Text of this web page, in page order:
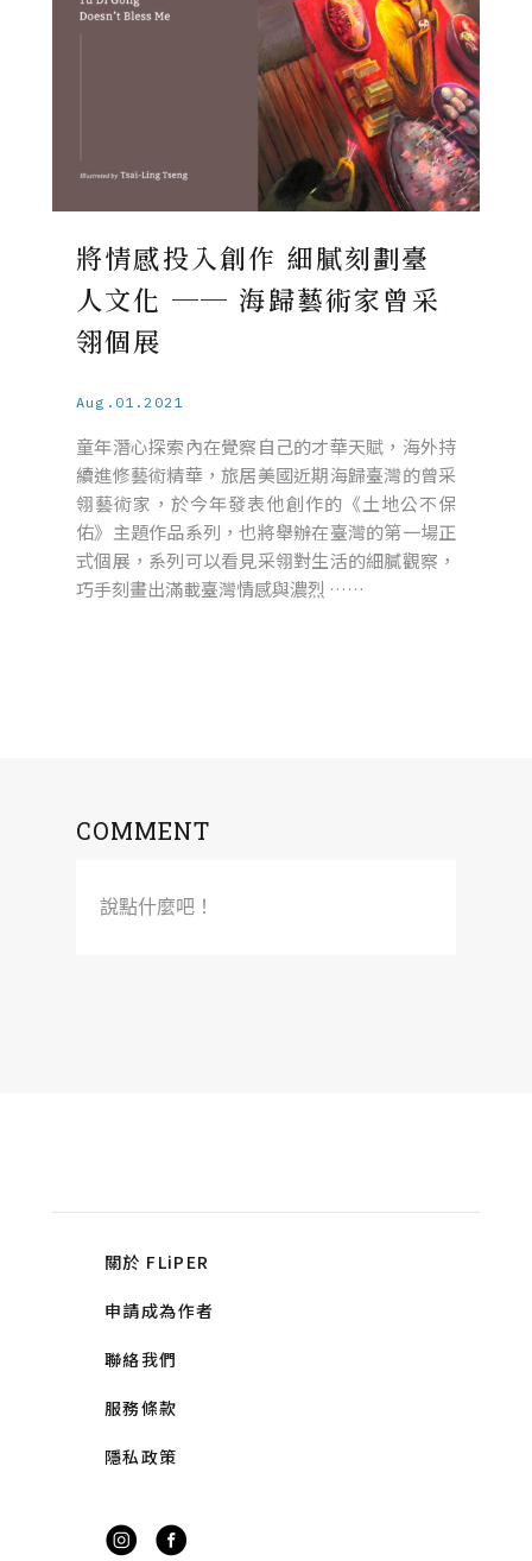
將情感投入創作 細膩刻劃臺
人文化 ── 海歸藝術家曾采
翎個展
Aug.01.2021
童年潛心探索內在覺察自己的才華天賦，海外持
續進修藝術精華，旅居美國近期海歸臺灣的曾采
翎藝術家，於今年發表他創作的《土地公不保
佑》主題作品系列，也將舉辦在臺灣的第一場正
式個展，系列可以看見采翎對生活的細膩觀察，
巧手刻畫出滿載臺灣情感與濃烈 ……
COMMENT
說點什麼吧！
關於 FLiPER
申請成為作者
聯絡我們
服務條款
隱私政策